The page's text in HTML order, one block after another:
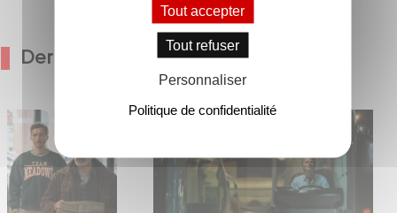
Dernières Actualités
avec
et José Garcia
Une date de sortie pour le nouveau
Tout accepter
Tout refuser
Personnaliser
Politique de confidentialité